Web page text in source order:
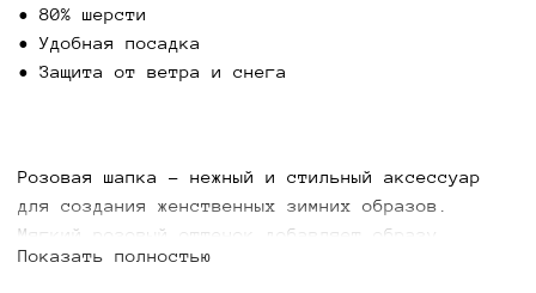
• ⁠80% шерсти
• Удобная посадка
• Защита от ветра и снега
Розовая шапка
- нежный и стильный аксессуар
для создания женственных зимних образов.
Мягкий розовый оттенок добавляет образу
легкость и привлекательность, а универсальный
Показать полностью